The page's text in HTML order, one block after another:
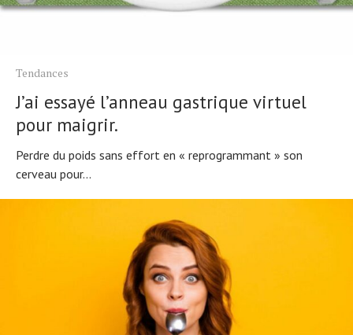
Tendances
J’ai essayé l’anneau gastrique virtuel
pour maigrir.
Perdre du poids sans effort en « reprogrammant » son
cerveau pour...